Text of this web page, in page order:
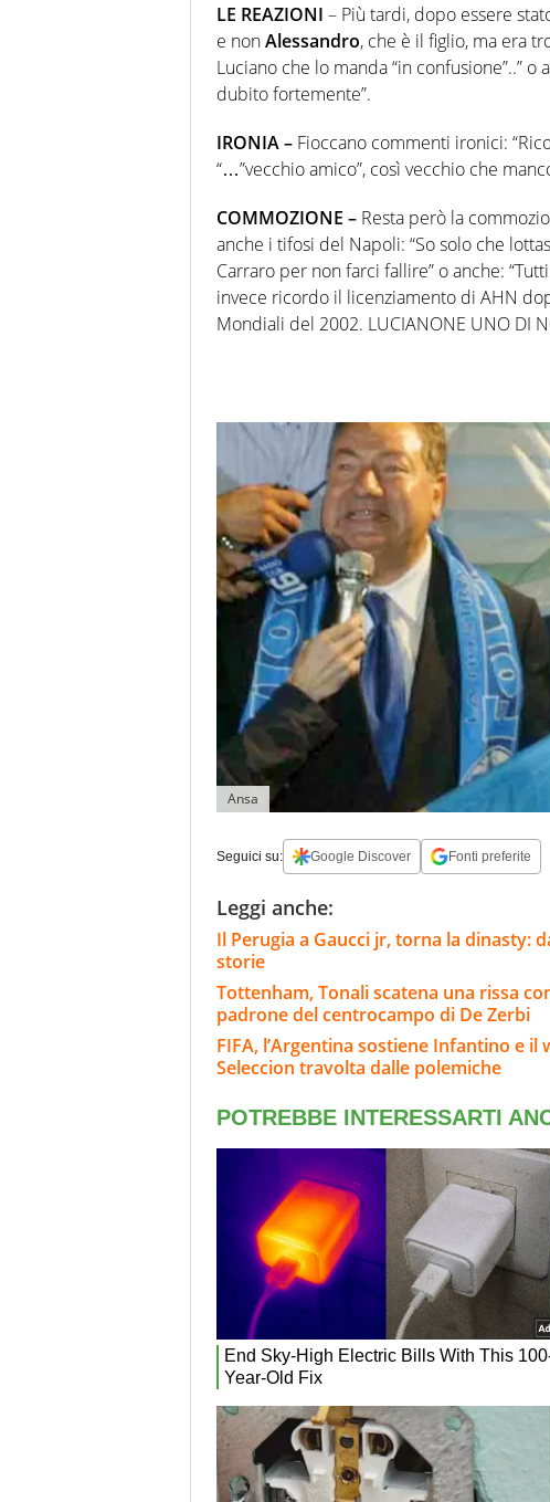
LE REAZIONI – Più tardi, dopo essere
e nonAlessandro, che è il figlio, ma era
Luciano che lo manda “in confusione”..”
dubito fortemente”.
IRONIA – Fioccano commenti ironici:
“…”vecchio amico”, così vecchio che
COMMOZIONE – Resta però la
anche i tifosi del Napoli: “So solo che
Carraro per non farci fallire” o anche:
invece ricordo il licenziamento di AHN
Mondiali del 2002. LUCIANONE UNO DI
Ansa
Seguici su: Google Discover Fonti preferite
Leggi anche:
Il Perugia a Gaucci jr, torna la dinasty:
storie
Tottenham, Tonali scatena una rissa
padrone del centrocampo di De Zerbi
FIFA, l’Argentina sostiene Infantino e il
Seleccion travolta dalle polemiche